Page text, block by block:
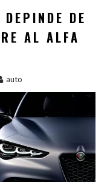
DE
AL ALFA
auto